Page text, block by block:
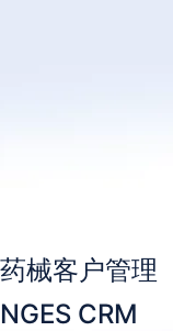
药械客户管理
NGES CRM